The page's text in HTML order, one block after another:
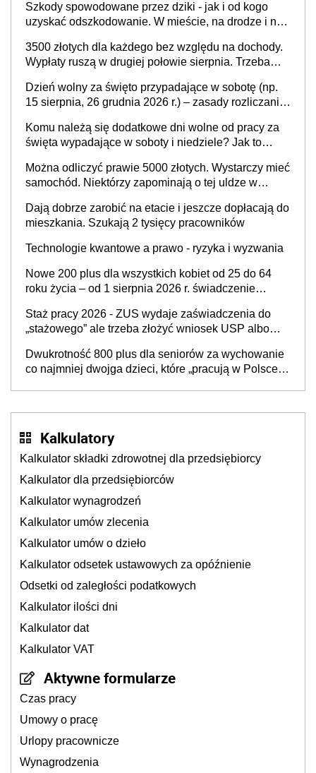
Szkody spowodowane przez dziki - jak i od kogo
uzyskać odszkodowanie. W mieście, na drodze i na
3500 złotych dla każdego bez względu na dochody.
Wypłaty ruszą w drugiej połowie sierpnia. Trzeba
Dzień wolny za święto przypadające w sobotę (np.
15 sierpnia, 26 grudnia 2026 r.) – zasady rozliczania
i administracja publiczna), najczęstsze pytania
Komu należą się dodatkowe dni wolne od pracy za
święta wypadające w soboty i niedziele? Jak to
Można odliczyć prawie 5000 złotych. Wystarczy mieć
samochód. Niektórzy zapominają o tej uldze w
Dają dobrze zarobić na etacie i jeszcze dopłacają do
mieszkania. Szukają 2 tysięcy pracowników
Technologie kwantowe a prawo - ryzyka i wyzwania
Nowe 200 plus dla wszystkich kobiet od 25 do 64
roku życia – od 1 sierpnia 2026 r. świadczenie
Staż pracy 2026 - ZUS wydaje zaświadczenia do
„stażowego” ale trzeba złożyć wniosek USP albo
zaświadczenie z ZUS?
Dwukrotność 800 plus dla seniorów za wychowanie
co najmniej dwojga dzieci, które „pracują w Polsce i
Kalkulatory
Kalkulator składki zdrowotnej dla przedsiębiorcy
Kalkulator dla przedsiębiorców
Kalkulator wynagrodzeń
Kalkulator umów zlecenia
Kalkulator umów o dzieło
Kalkulator odsetek ustawowych za opóźnienie
Odsetki od zaległości podatkowych
Kalkulator ilości dni
Kalkulator dat
Kalkulator VAT
Aktywne formularze
Czas pracy
Umowy o pracę
Urlopy pracownicze
Wynagrodzenia